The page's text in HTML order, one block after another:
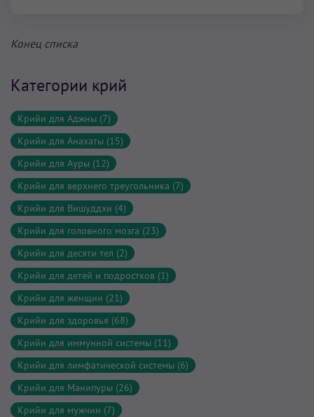
Конец списка
Категории крий
Крийи для Аджны (7)
Крийи для Анахаты (15)
Крийи для Ауры (12)
Крийи для верхнего треугольника (7)
Крийи для Вишуддхи (4)
Крийи для головного мозга (23)
Крийи для десяти тел (2)
Крийи для детей и подростков (1)
Крийи для женщин (21)
Крийи для здоровья (68)
Крийи для иммунной системы (11)
Крийи для лимфатической системы (6)
Крийи для Манипуры (26)
Крийи для мужчин (7)